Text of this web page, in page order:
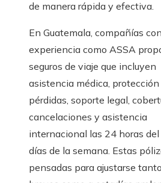
de manera rápida y efectiva.
En Guatemala, compañías con
experiencia como ASSA
seguros de viaje que incluyen
asistencia médica,
pérdidas, soporte legal,
cancelaciones y asistencia
internacional las 24 horas del
días de la semana. Estas
pensadas para ajustarse